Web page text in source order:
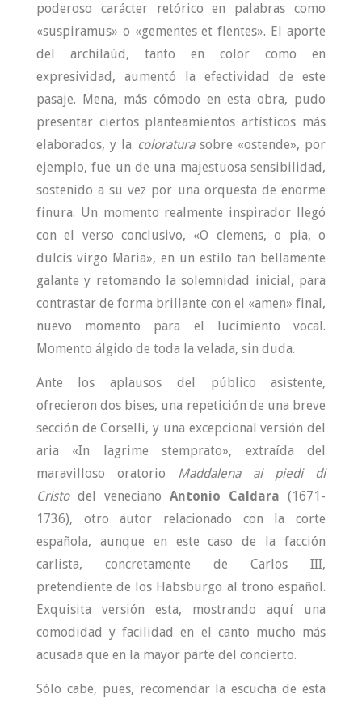
poderoso carácter retórico en palabras como
«suspiramus» o «gementes et flentes». El aporte
del archilaúd, tanto en color como en
expresividad, aumentó la efectividad de este
pasaje. Mena, más cómodo en esta obra, pudo
presentar ciertos planteamientos artísticos más
elaborados, y la coloraturasobre «ostende», por
ejemplo, fue un de una majestuosa sensibilidad,
sostenido a su vez por una orquesta de enorme
finura. Un momento realmente inspirador llegó
con el verso conclusivo, «O clemens, o pia, o
dulcis virgo Maria», en un estilo tan bellamente
galante y retomando la solemnidad inicial, para
contrastar de forma brillante con el «amen» final,
nuevo momento para el lucimiento vocal.
Momento álgido de toda la velada, sin duda.
Ante los aplausos del público asistente,
ofrecieron dos bises, una repetición de una breve
sección de Corselli, y una excepcional versión del
aria «In lagrime stemprato», extraída del
maravilloso oratorio Maddalena ai piedi di
Cristodel venecianoAntonio Caldara (1671-
1736), otro autor relacionado con la corte
española, aunque en este caso de la facción
carlista, concretamente de Carlos III,
pretendiente de los Habsburgo al trono español.
Exquisita versión esta, mostrando aquí una
comodidad y facilidad en el canto mucho más
acusada que en la mayor parte del concierto.
Sólo cabe, pues, recomendar la escucha de esta